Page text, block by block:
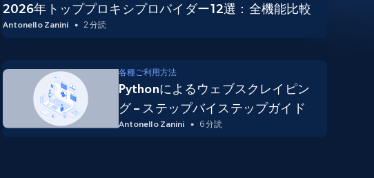
2026年トッププロキシプロバイダー12選：全機能比較
Antonello Zanini 2 分読
各種ご利用方法
Pythonによるウェブスクレイピン
グ – ステップバイステップガイド
Antonello Zanini 6 分読